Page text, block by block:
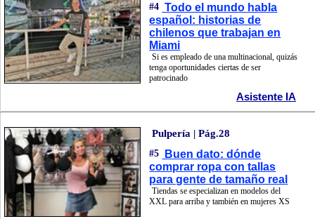
#4 Todo el mundo habla
español: historias de
chilenos que trabajan en
Miami
Si es empleado de una multinacional, quizás
tenga oportunidades ciertas de ser
patrocinado
Asistente IA
Pulpería | Pág.28
#5
Buen dato: dónde
comprar ropa con tallas
para gente de tamaño real
Tiendas se especializan en modelos del
XXL para arriba y también en mujeres XS